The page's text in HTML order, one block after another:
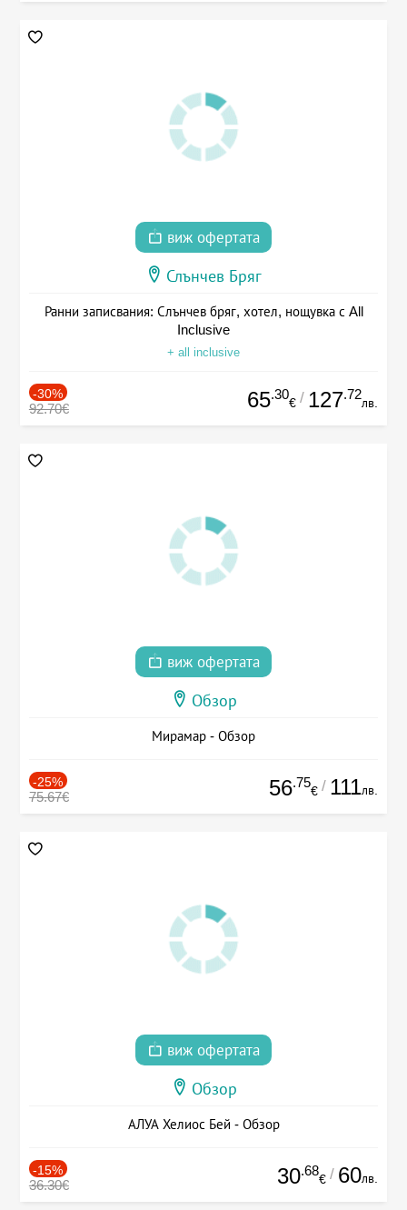
виж офертата
Слънчев Бряг
Ранни записвания: Слънчев бряг, хотел, нощувка с All
Inclusive
+ all inclusive
-30%
92.70€ 65.30
€ / 127.72
лв.
виж офертата
Обзор
Мирамар - Обзор
-25%
75.67€ 56.75
€ / 111лв.
виж офертата
Обзор
АЛУА Хелиос Бей - Обзор
-15%
36.30€ 30.68
€ / 60лв.